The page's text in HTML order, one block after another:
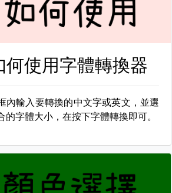
何使用字體轉換器
內輸入要轉換的中文字或英文，並選
的字體大小，在按下字體轉換即可。